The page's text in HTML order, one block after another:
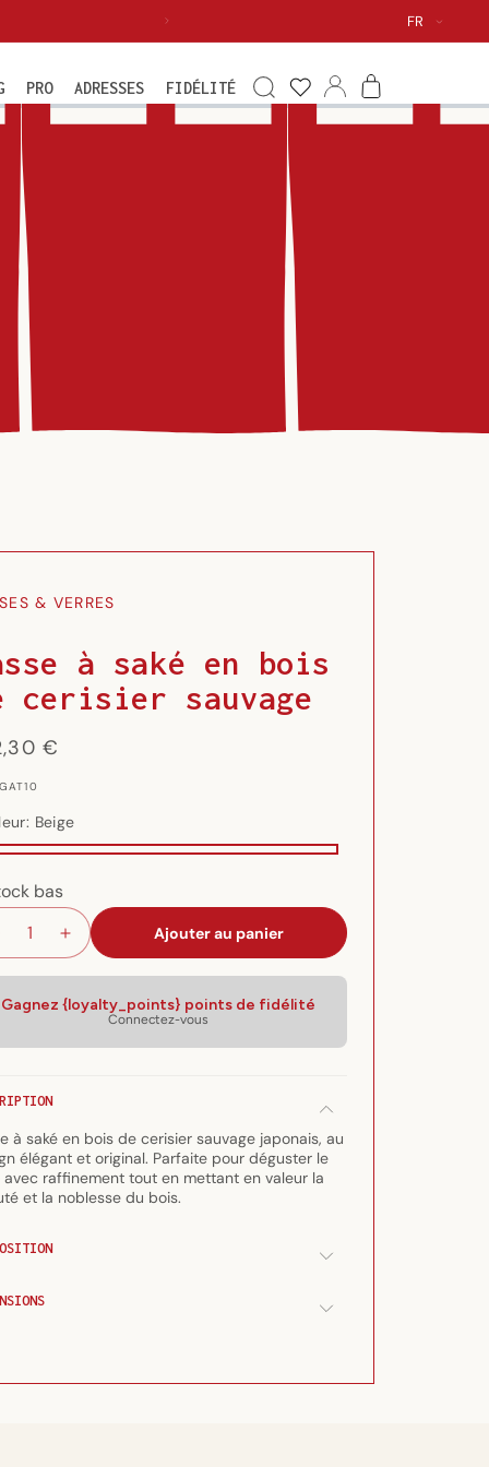
FR
PRO ADRESSES FIDÉLITÉ
ma
wishlist
ConnexionPanier
& VERRES
à saké en bois
cerisier sauvage
€
Beige
bas
Réduire
de
Augmenter
la
de
de
cerisier
sauvage
Ajouter au panier
Gagnez {loyalty_points} points de fidélité
Connectez-vous
à saké en bois de cerisier sauvage japonais, au
élégant et original. Parfaite pour déguster le
avec raffinement tout en mettant en valeur la
et la noblesse du bois.